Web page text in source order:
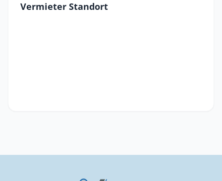
Vermieter Standort